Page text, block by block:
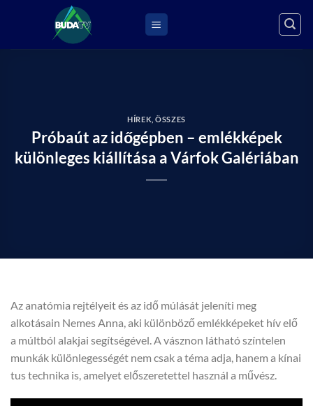
HÍREK ,ÖSSZES
Próbaút az időgépben – emlékképek
különleges kiállítása a Várfok Galériában
Az anatómia rejtélyeit és az idő múlását jeleníti meg
alkotásain Nemes Anna, aki különböző emlékképeket hív elő
a múltból alakjai segítségével. A vásznon látható színtelen
munkák különlegességét nem csak a téma adja, hanem a kínai
tus technika is, amelyet előszeretettel használ a művész.